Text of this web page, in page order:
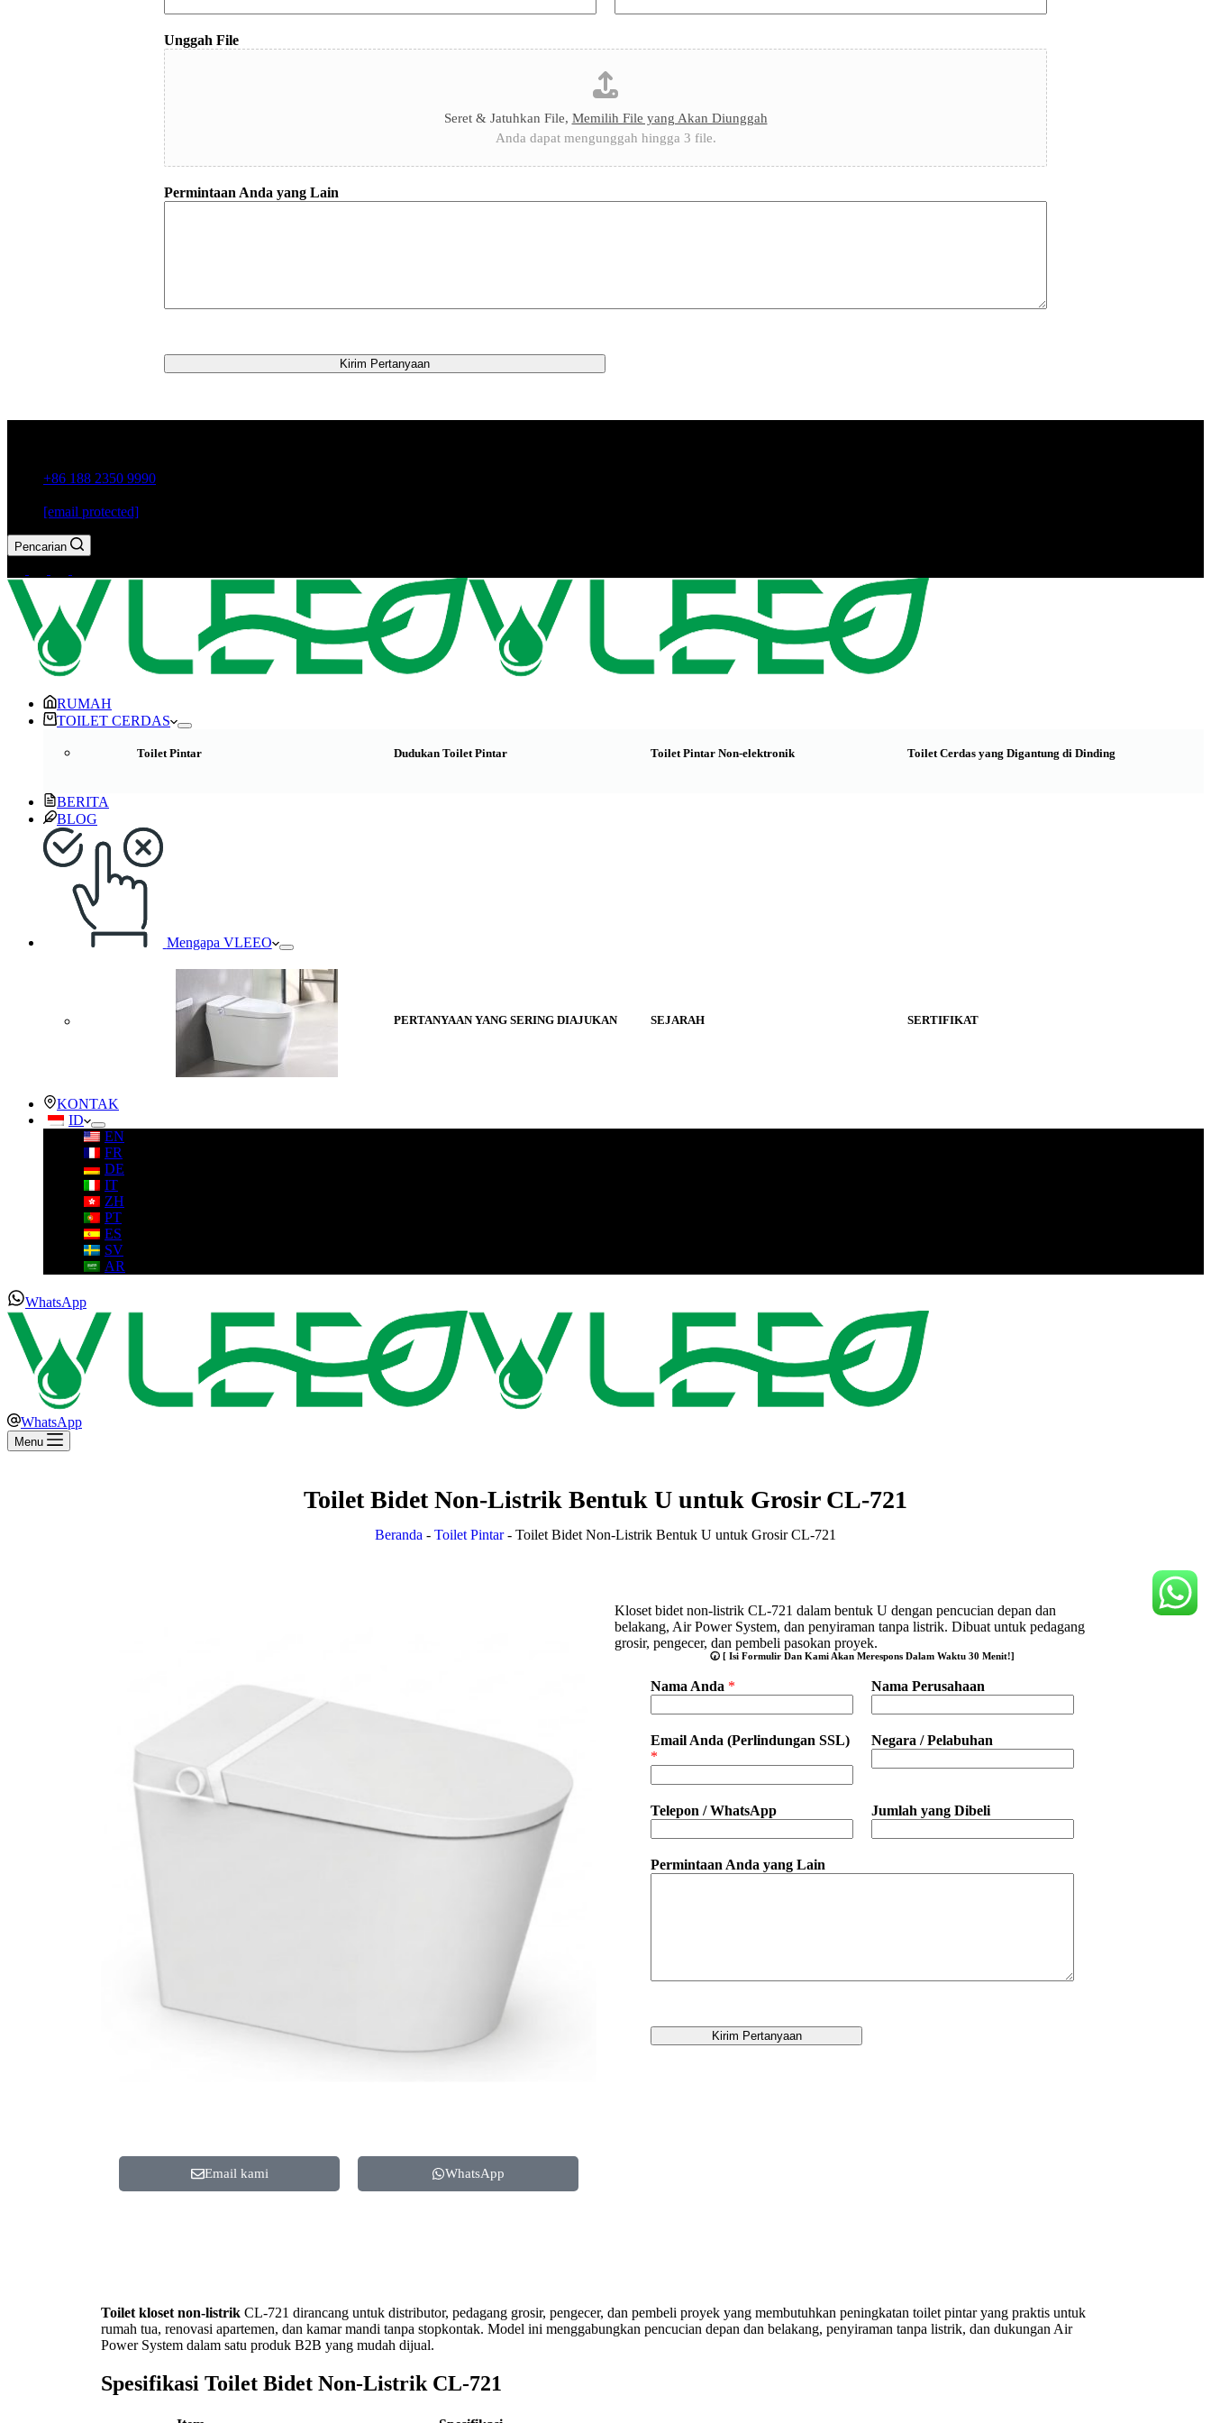
Unggah File
Seret & Jatuhkan File, Memilih File yang Akan Diunggah
Anda dapat mengunggah hingga 3 file.
Permintaan Anda yang Lain
Kirim Pertanyaan
+86 188 2350 9990
[email protected]
Pencarian
RUMAH
TOILET CERDAS
Toilet Pintar Dudukan Toilet Pintar Toilet Pintar Non-elektronik Toilet Cerdas yang Digantung di Dinding
BERITA
BLOG
Mengapa VLEEO
PERTANYAAN YANG SERING DIAJUKAN SEJARAH SERTIFIKAT
KONTAK
ID
EN
FR
DE
IT
ZH
PT
ES
SV
AR
WhatsApp
WhatsApp
Menu
Toilet Bidet Non-Listrik Bentuk U untuk Grosir CL-721
Beranda - Toilet Pintar- Toilet Bidet Non-Listrik Bentuk U untuk Grosir CL-721
Email kami WhatsApp
Kloset bidet non-listrik CL-721 dalam bentuk U dengan pencucian depan dan
belakang, Air Power System, dan penyiraman tanpa listrik. Dibuat untuk pedagang
grosir, pengecer, dan pembeli pasokan proyek.
🕢 [ Isi Formulir Dan Kami Akan Merespons Dalam Waktu 30 Menit!]
Nama Anda * Nama Perusahaan
Email Anda (Perlindungan SSL)
*
Negara / Pelabuhan
Telepon / WhatsApp Jumlah yang Dibeli
Permintaan Anda yang Lain
Kirim Pertanyaan
Toilet kloset non-listrik CL-721 dirancang untuk distributor, pedagang grosir, pengecer, dan pembeli proyek yang membutuhkan peningkatan toilet pintar yang praktis untuk
rumah tua, renovasi apartemen, dan kamar mandi tanpa stopkontak. Model ini menggabungkan pencucian depan dan belakang, penyiraman tanpa listrik, dan dukungan Air
Power System dalam satu produk B2B yang mudah dijual.
Spesifikasi Toilet Bidet Non-Listrik CL-721